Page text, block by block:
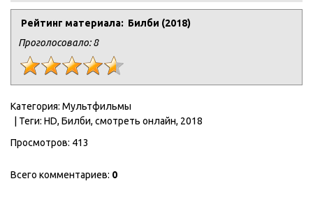
Рейтинг материала: Билби (2018)
Проголосовало:8
Категория: Мультфильмы
| Теги: HD, Билби, смотреть онлайн, 2018
Просмотров: 413
Всего комментариев: 0